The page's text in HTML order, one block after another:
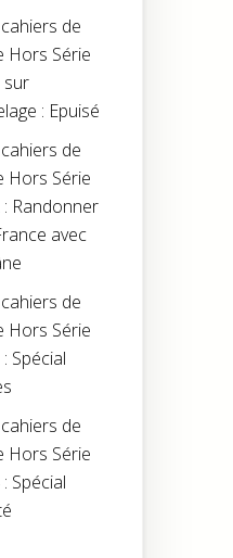
de
Hors Série
sur
: Epuisé
de
Hors Série
: Randonner
avec
de
Hors Série
: Spécial
de
Hors Série
: Spécial